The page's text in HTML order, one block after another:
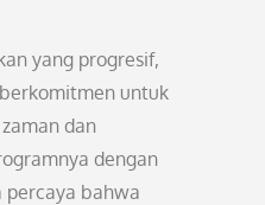
yang progresif,
untuk
dan
dengan
percaya bahwa